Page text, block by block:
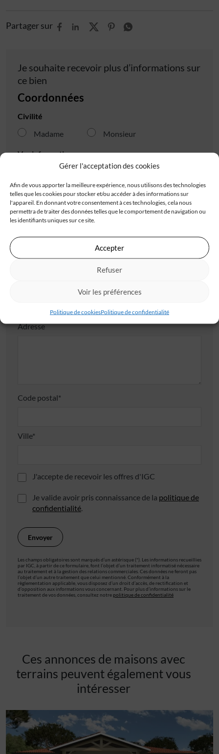
Gérer l'acceptation des cookies
Afin de vous apporter la meilleure expérience, nous utilisons des technologies
telles que les cookies pour stocker et/ou accéder à des informations sur
l'appareil. En donnant votre consentement à ces technologies, cela nous
permettra de traiter des données telles que le comportement de navigation ou
les identifiants uniques sur ce site.
Accepter
Refuser
Voir les préférences
Politique de cookiesPolitique de confidentialité
Partager sur
Je souhaite recevoir plus d’informations sur
ce bien
Coordonnées
Civilité
Madame
Monsieur
Vos informations
Prénom*
Adresse
Code postal*
Ville*
J'accepte de recevoir les offres d'IGC
Je valide avoir pris connaissance de la politique de
confidentialité.
Les champs obligatoires sont marqués d’un astérisque (*). Les informations recueillies
par IGC, à partir de ce formulaire, font l’objet d’un traitement informatisé nécessaire
au traitement et à la gestion des relations commerciales. Ces données ne feront pas
l’objet d’un autre traitement que celui mentionné. Conformément à la
règlementation applicable, vous disposez d’un droit d’accès, de rectification et
d’opposition aux informations vous concernant. Pour plus d’informations sur le
traitement de vos données, consultez notre politique de confidentialité
Ces annonces de maisons avec
terrains peuvent également vous
intéresser